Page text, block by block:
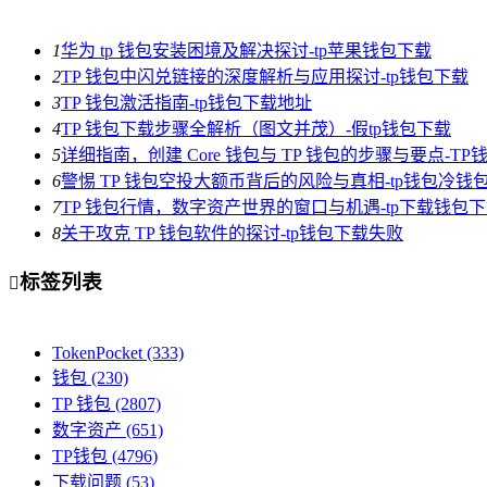
1华为 tp 钱包安装困境及解决探讨-tp苹果钱包下载
2TP 钱包中闪兑链接的深度解析与应用探讨-tp钱包下载
3TP 钱包激活指南-tp钱包下载地址
4TP 钱包下载步骤全解析（图文并茂）-假tp钱包下载
5详细指南，创建 Core 钱包与 TP 钱包的步骤与要点-TP
6警惕 TP 钱包空投大额币背后的风险与真相-tp钱包冷钱
7TP 钱包行情，数字资产世界的窗口与机遇-tp下载钱包
8关于攻克 TP 钱包软件的探讨-tp钱包下载失败
标签列表
TokenPocket (333)
钱包 (230)
TP 钱包 (2807)
数字资产 (651)
TP钱包 (4796)
下载问题 (53)